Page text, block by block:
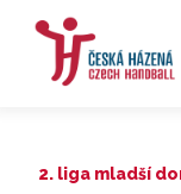
2. liga mladší